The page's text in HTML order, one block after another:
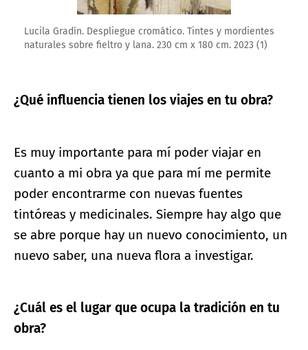
Lucila Gradín. Despliegue cromático. Tintes y mordientes
naturales sobre fieltro y lana. 230 cm x 180 cm. 2023 (1)
¿Qué influencia tienen los viajes en tu obra?
Es muy importante para mí poder viajar en
cuanto a mi obra ya que para mí me permite
poder encontrarme con nuevas fuentes
tintóreas y medicinales. Siempre hay algo que
se abre porque hay un nuevo conocimiento, un
nuevo saber, una nueva flora a investigar.
¿Cuál es el lugar que ocupa la tradición en tu
obra?